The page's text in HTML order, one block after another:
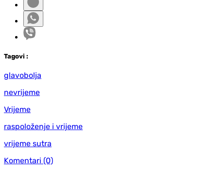
Tagovi :
glavobolja
nevrijeme
Vrijeme
raspoloženje i vrijeme
vrijeme sutra
Komentari (0)